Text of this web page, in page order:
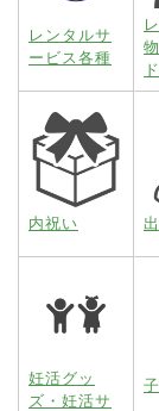
レンタルサ
ービス各種
内祝い
妊活グッ
ズ・妊活サ